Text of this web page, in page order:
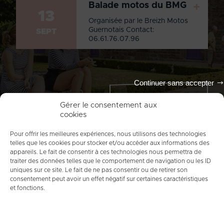
Gérer le consentement aux
cookies
Pour offrir les meilleures expériences, nous utilisons des technologies
telles que les cookies pour stocker et/ou accéder aux informations des
appareils. Le fait de consentir à ces technologies nous permettra de
traiter des données telles que le comportement de navigation ou les ID
uniques sur ce site. Le fait de ne pas consentir ou de retirer son
consentement peut avoir un effet négatif sur certaines caractéristiques
et fonctions.
Continuer sans accepter
Balade motos du BMG
Organisée par le Breizh Motos
Guernotais Contact:
06.61.76.07.96